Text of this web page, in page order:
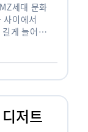
세대 문화
이에서
게 늘어서
저트